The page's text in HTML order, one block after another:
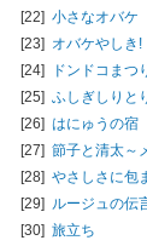
[22] 小さなオバケ
[23] オバケやしき!
[24]
ドンドコまつ
[25] ふしぎしりと
[26] はにゅうの宿
[27] 節子と清太～
[28] やさしさに包
[29] ルージュの伝
[30] 旅立ち